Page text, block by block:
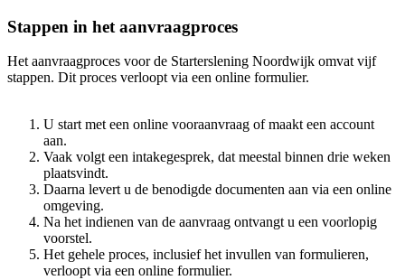
Stappen in het aanvraagproces
Het aanvraagproces voor de Starterslening Noordwijk omvat vijf
stappen. Dit proces verloopt via een online formulier.
U start met een online vooraanvraag of maakt een account
aan.
Vaak volgt een intakegesprek, dat meestal binnen drie weken
plaatsvindt.
Daarna levert u de benodigde documenten aan via een online
omgeving.
Na het indienen van de aanvraag ontvangt u een voorlopig
voorstel.
Het gehele proces, inclusief het invullen van formulieren,
verloopt via een online formulier.